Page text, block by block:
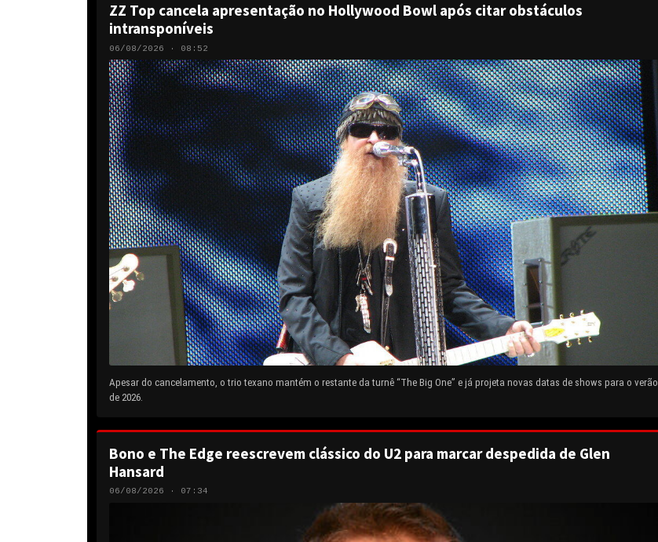
ZZ Top cancela apresentação no Hollywood Bowl após citar obstáculos
intransponíveis
06/08/2026 · 08:52
Apesar do cancelamento, o trio texano mantém o restante da turnê “The Big One” e já projeta novas datas de shows para o verão
de 2026.
Bono e The Edge reescrevem clássico do U2 para marcar despedida de Glen
Hansard
06/08/2026 · 07:34